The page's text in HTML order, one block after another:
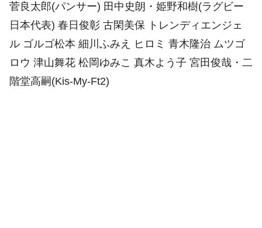
菅良太郎(パンサー) 田中史朗・姫野和樹(ラグビー
日本代表) 春日俊彰 古閑美保 トレンディエンジェ
ル ゴルゴ松本 細川ふみえ ヒロミ 青木隆治 ムツゴ
ロウ 津山舞花 松岡ゆみこ 真木よう子 宮田俊哉・二
階堂高嗣(Kis-My-Ft2)